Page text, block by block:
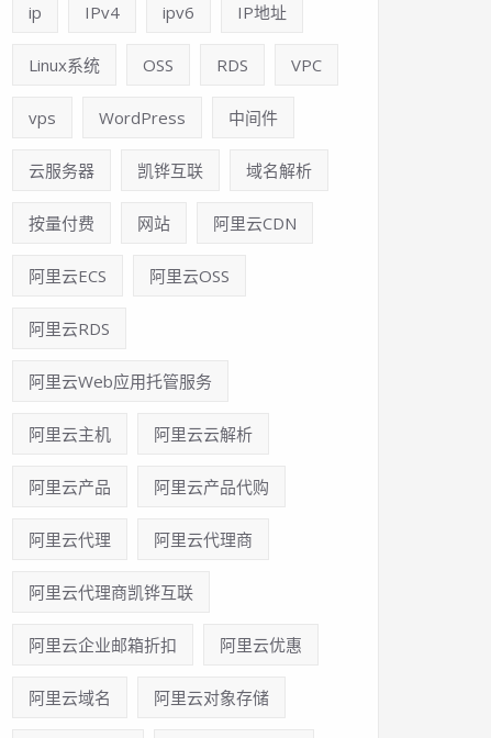
ip IPv4 ipv6 IP地址
Linux系统 OSS RDS VPC
vps WordPress 中间件
云服务器 凯铧互联 域名解析
按量付费 网站 阿里云CDN
阿里云ECS 阿里云OSS
阿里云RDS
阿里云Web应用托管服务
阿里云主机 阿里云云解析
阿里云产品 阿里云产品代购
阿里云代理 阿里云代理商
阿里云代理商凯铧互联
阿里云企业邮箱折扣 阿里云优惠
阿里云域名 阿里云对象存储